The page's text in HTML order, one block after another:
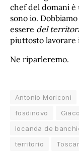
chef del domani
sono io.
essere del
piuttosto lavorare
Ne riparleremo.
Antonio Moriconi
fosdinovo
locanda de
territorio